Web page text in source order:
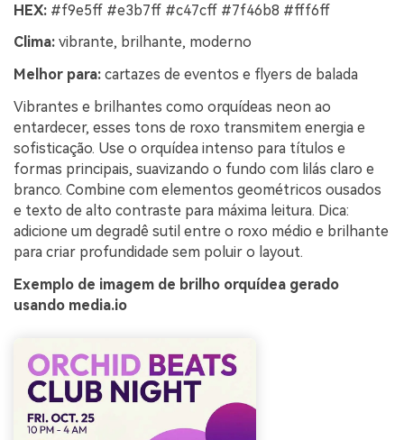
HEX: #f9e5ff #e3b7ff #c47cff #7f46b8 #fff6ff
Clima: vibrante, brilhante, moderno
Melhor para: cartazes de eventos e flyers de balada
Vibrantes e brilhantes como orquídeas neon ao
entardecer, esses tons de roxo transmitem energia e
sofisticação. Use o orquídea intenso para títulos e
formas principais, suavizando o fundo com lilás claro e
branco. Combine com elementos geométricos ousados
e texto de alto contraste para máxima leitura. Dica:
adicione um degradê sutil entre o roxo médio e brilhante
para criar profundidade sem poluir o layout.
Exemplo de imagem de brilho orquídea gerado
usando media.io